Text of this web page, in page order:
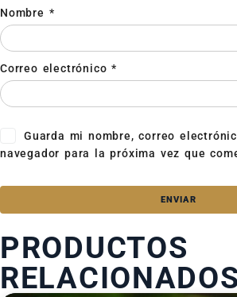
Nombre *
Correo electrónico*
Guarda mi nombre, correo
navegador para la próxima vez que
PRODUCTOS
RELACIONADOS